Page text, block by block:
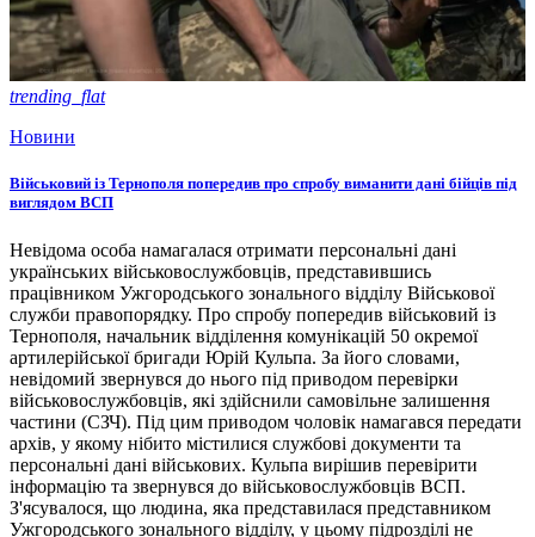
trending_flat
Новини
Військовий із Тернополя попередив про спробу виманити дані бійців під
виглядом ВСП
Невідома особа намагалася отримати персональні дані
українських військовослужбовців, представившись
працівником Ужгородського зонального відділу Військової
служби правопорядку. Про спробу попередив військовий із
Тернополя, начальник відділення комунікацій 50 окремої
артилерійської бригади Юрій Кульпа. За його словами,
невідомий звернувся до нього під приводом перевірки
військовослужбовців, які здійснили самовільне залишення
частини (СЗЧ). Під цим приводом чоловік намагався передати
архів, у якому нібито містилися службові документи та
персональні дані військових. Кульпа вирішив перевірити
інформацію та звернувся до військовослужбовців ВСП.
З'ясувалося, що людина, яка представилася представником
Ужгородського зонального відділу, у цьому підрозділі не